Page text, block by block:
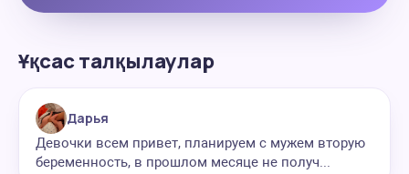
Ұқсас талқылаулар
Дарья
Девочки всем привет, планируем с мужем вторую
беременность, в прошлом месяце не получ...